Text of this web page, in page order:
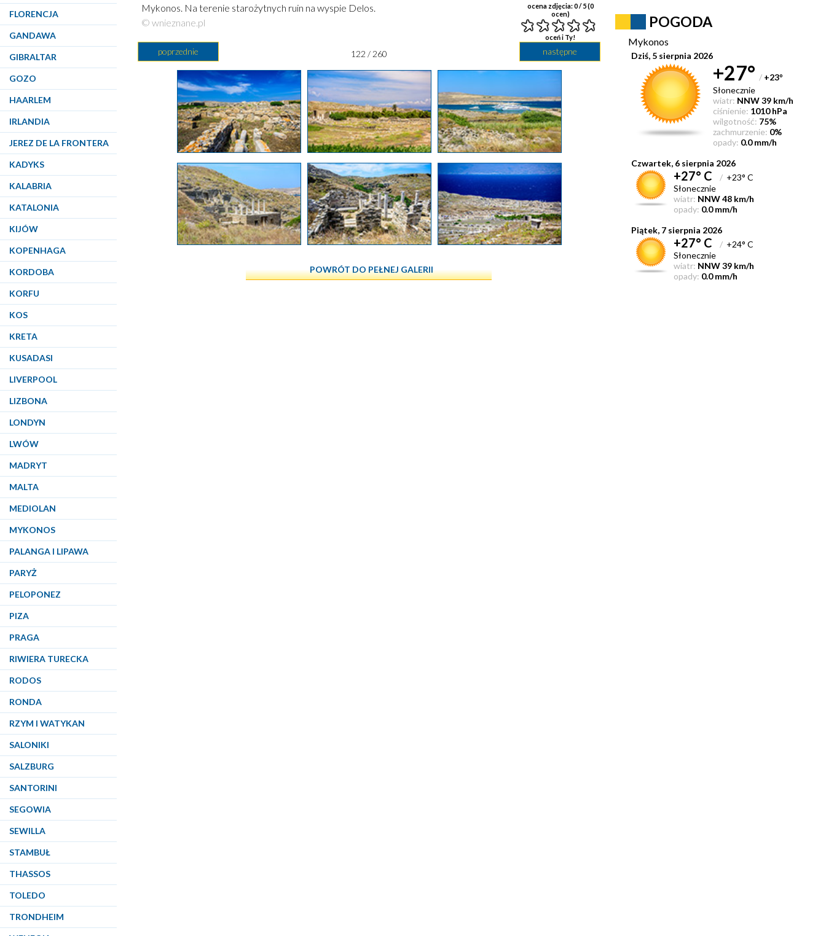
FLORENCJA
GANDAWA
GIBRALTAR
GOZO
HAARLEM
IRLANDIA
JEREZ DE LA FRONTERA
KADYKS
KALABRIA
KATALONIA
KIJÓW
KOPENHAGA
KORDOBA
KORFU
KOS
KRETA
KUSADASI
LIVERPOOL
LIZBONA
LONDYN
LWÓW
MADRYT
MALTA
MEDIOLAN
MYKONOS
PALANGA I LIPAWA
PARYŻ
PELOPONEZ
PIZA
PRAGA
RIWIERA TURECKA
RODOS
RONDA
RZYM I WATYKAN
SALONIKI
SALZBURG
SANTORINI
SEGOWIA
SEWILLA
STAMBUŁ
THASSOS
TOLEDO
TRONDHEIM
ocena zdjęcia:0/ 5 (0
ocen)
oceń i Ty!
Mykonos. Na terenie starożytnych ruin na wyspie Delos.
© wnieznane.pl
poprzednie następne
122 / 260
POWRÓT DO PEŁNEJ GALERII
POGODA
Mykonos
Dziś, 5 sierpnia 2026
+27° / +23°
Słonecznie
wiatr: NNW 39 km/h
ciśnienie: 1010 hPa
wilgotność: 75%
zachmurzenie: 0%
opady: 0.0 mm/h
Czwartek, 6 sierpnia 2026
+27° C / +23° C
Słonecznie
wiatr: NNW 48 km/h
opady: 0.0 mm/h
Piątek, 7 sierpnia 2026
+27° C / +24° C
Słonecznie
wiatr: NNW 39 km/h
opady: 0.0 mm/h